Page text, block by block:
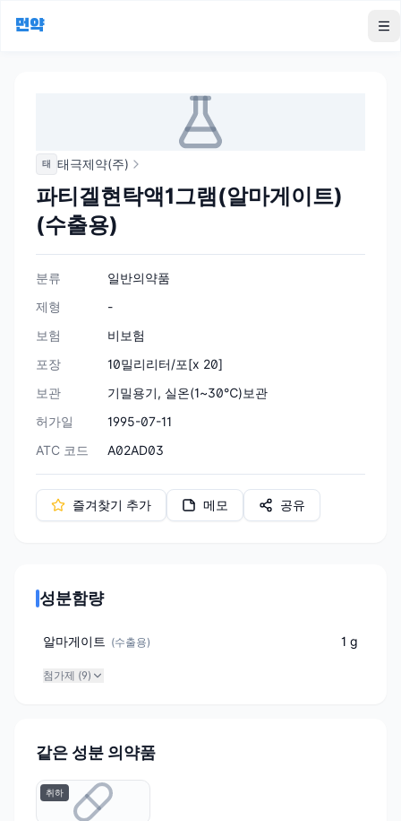
먼약
태 태극제약(주)
파티겔현탁액1그램(알마게이트)
(수출용)
분류
일반의약품
제형
-
보험
비보험
포장
10밀리리터/포[x 20]
보관
기밀용기, 실온(1~30℃)보관
허가일
1995-07-11
ATC 코드
A02AD03
즐겨찾기 추가 메모 공유
성분함량
알마게이트 (수출용) 1 g
첨가제 (9)
같은 성분 의약품
취하